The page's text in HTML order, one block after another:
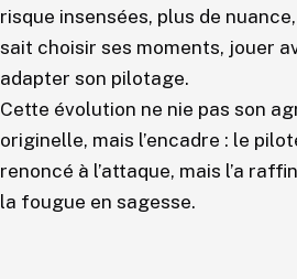
risque insensées, plus de
sait choisir ses moments, jouer
adapter son pilotage.
Cette évolution ne nie pas son
originelle, mais l’encadre : le
renoncé à l’attaque, mais l’a
la fougue en sagesse.